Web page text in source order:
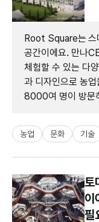
Root Square는 스
공간이에요. 만나
체험할 수 있는 다
과 디자인으로 농
8000여 명이 방문
농업 문화 기술
토
이
필